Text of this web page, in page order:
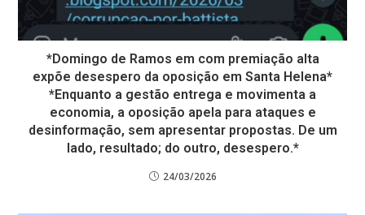
*Domingo de Ramos em com premiação alta
expõe desespero da oposição em Santa Helena*
*Enquanto a gestão entrega e movimenta a
economia, a oposição apela para ataques e
desinformação, sem apresentar propostas. De um
lado, resultado; do outro, desespero.*
24/03/2026